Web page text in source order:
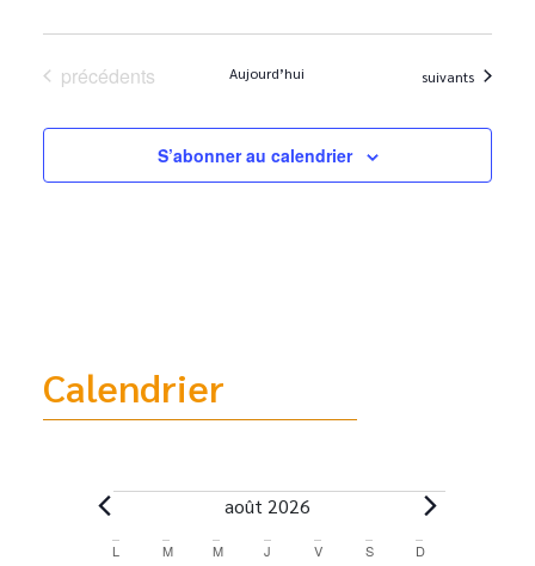
Évènements
précédents Aujourd’hui Évènements
suivants
S’abonner au calendrier
Calendrier
août 2026
L M M J V S D